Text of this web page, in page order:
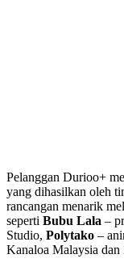
Pelanggan Durioo+
yang dihasilkan oleh
rancangan menarik
seperti Bubu Lala –
Studio, Polytako –
Kanaloa Malaysia dan